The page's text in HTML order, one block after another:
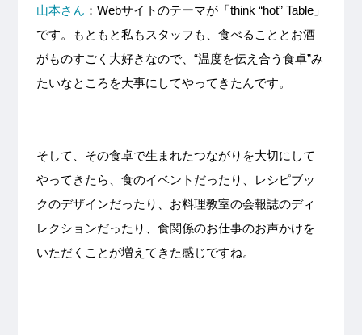
山本さん ：Webサイトのテーマが「think “hot” Table」
です。もともと私もスタッフも、食べることとお酒
がものすごく大好きなので、“温度を伝え合う食卓”み
たいなところを大事にしてやってきたんです。
そして、その食卓で生まれたつながりを大切にして
やってきたら、食のイベントだったり、レシピブッ
クのデザインだったり、お料理教室の会報誌のディ
レクションだったり、食関係のお仕事のお声かけを
いただくことが増えてきた感じですね。